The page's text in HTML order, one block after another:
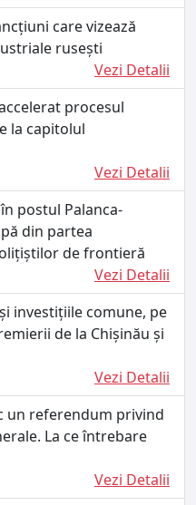
care vizează
rusești
Vezi Detalii
procesul
la capitolul
Vezi Detalii
postul Palanca-
din partea
de frontieră
Vezi Detalii
investițiile comune, pe
de la Chișinău și
Vezi Detalii
un referendum privind
La ce întrebare
Vezi Detalii